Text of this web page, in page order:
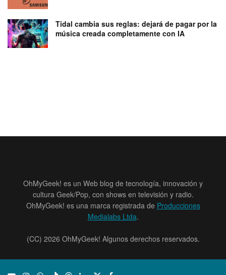
Tidal cambia sus reglas: dejará de pagar por la
música creada completamente con IA
OhMyGeek! es un Web blog de tecnología, innovación y
cultura Geek/Pop, con shows en televisión y radio.
OhMyGeek! es una marca registrada de Producciones
Medialabs Ltda.
(CC) 2026 OhMyGeek! Algunos derechos reservados.